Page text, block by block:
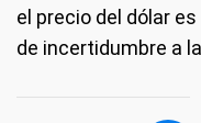
el precio del dólar
de incertidumbre a